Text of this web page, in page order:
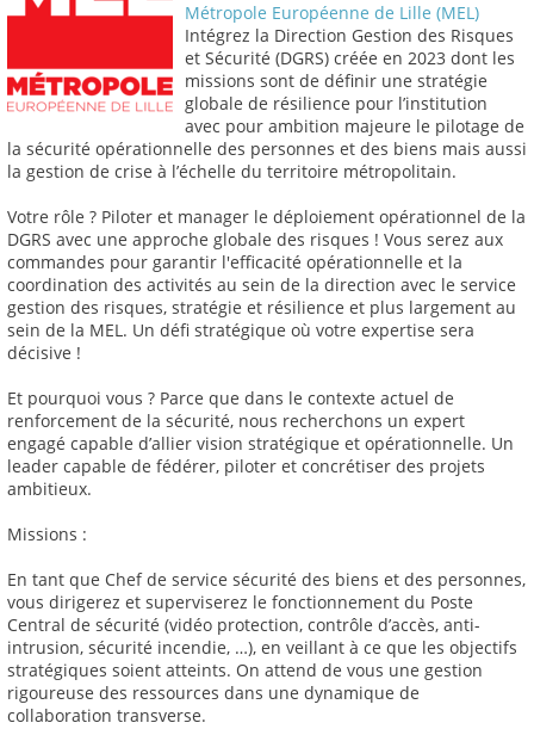
Métropole Européenne de Lille (MEL)
Intégrez la Direction Gestion des Risques
et Sécurité (DGRS) créée en 2023 dont les
missions sont de définir une stratégie
globale de résilience pour l’institution
avec pour ambition majeure le pilotage de
la sécurité opérationnelle des personnes et des biens mais aussi
la gestion de crise à l’échelle du territoire métropolitain.
Votre rôle ? Piloter et manager le déploiement opérationnel de la
DGRS avec une approche globale des risques ! Vous serez aux
commandes pour garantir l'efficacité opérationnelle et la
coordination des activités au sein de la direction avec le service
gestion des risques, stratégie et résilience et plus largement au
sein de la MEL. Un défi stratégique où votre expertise sera
décisive !
Et pourquoi vous ? Parce que dans le contexte actuel de
renforcement de la sécurité, nous recherchons un expert
engagé capable d’allier vision stratégique et opérationnelle. Un
leader capable de fédérer, piloter et concrétiser des projets
ambitieux.
Missions :
En tant que Chef de service sécurité des biens et des personnes,
vous dirigerez et superviserez le fonctionnement du Poste
Central de sécurité (vidéo protection, contrôle d’accès, anti-
intrusion, sécurité incendie, …), en veillant à ce que les objectifs
stratégiques soient atteints. On attend de vous une gestion
rigoureuse des ressources dans une dynamique de
collaboration transverse.